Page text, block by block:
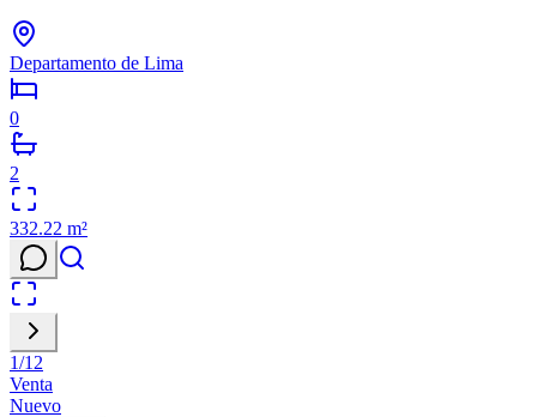
Departamento de Lima
0
2
332.22 m²
1/12
Venta
Nuevo